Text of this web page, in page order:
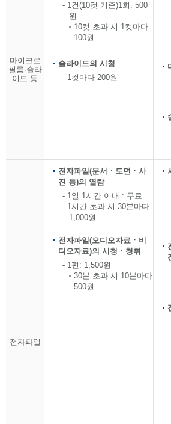
마이크로
필름·슬라
이드 등
- 1건(10컷 기준)1회: 500
원
10컷 초과 시 1컷마다
100원
슬라이드의 시청
- 1컷마다 200원
전자파일
전자파일(문서ㆍ도면ㆍ사
진 등)의 열람
- 1일 1시간 이내 : 무료
- 1시간 초과 시 30분마다
1,000원
전자파일(오디오자료ㆍ비
디오자료)의 시청ㆍ청취
- 1편: 1,500원
30분 초과 시 10분마다
500원